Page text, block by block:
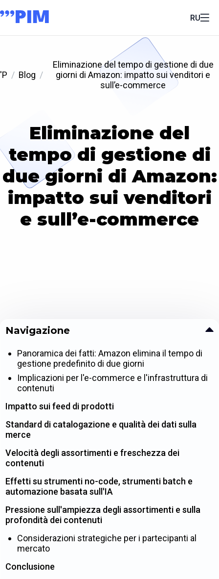
RU
'P Blog
Eliminazione del tempo di gestione di due
giorni di Amazon: impatto sui venditori e
sull’e-commerce
Eliminazione del
tempo di gestione di
due giorni di Amazon:
impatto sui venditori
e sull’e-commerce
Navigazione
Panoramica dei fatti: Amazon elimina il tempo di
gestione predefinito di due giorni
Implicazioni per l'e-commerce e l'infrastruttura di
contenuti
Impatto sui feed di prodotti
Standard di catalogazione e qualità dei dati sulla
merce
Velocità degli assortimenti e freschezza dei
contenuti
Effetti su strumenti no-code, strumenti batch e
automazione basata sull'IA
Pressione sull'ampiezza degli assortimenti e sulla
profondità dei contenuti
Considerazioni strategiche per i partecipanti al
mercato
Conclusione